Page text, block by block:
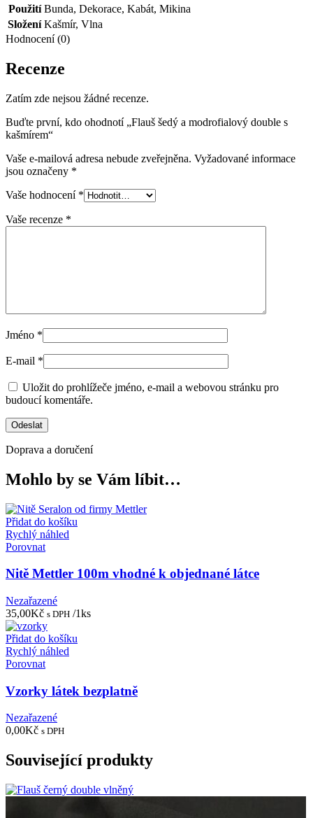
Použití Bunda, Dekorace, Kabát, Mikina
Složení Kašmír, Vlna
Hodnocení (0)
Recenze
Zatím zde nejsou žádné recenze.
Buďte první, kdo ohodnotí „Flauš šedý a modrofialový double s
kašmírem“
Vaše e-mailová adresa nebude zveřejněna. Vyžadované informace
jsou označeny *
Vaše hodnocení *
Vaše recenze *
Jméno *
E-mail *
Uložit do prohlížeče jméno, e-mail a webovou stránku pro
budoucí komentáře.
Doprava a doručení
Mohlo by se Vám líbit…
Přidat do košíku
Rychlý náhled
Porovnat
Nitě Mettler 100m vhodné k objednané látce
Nezařazené
35,00Kč s DPH /1ks
Přidat do košíku
Rychlý náhled
Porovnat
Vzorky látek bezplatně
Nezařazené
0,00Kč s DPH
Související produkty